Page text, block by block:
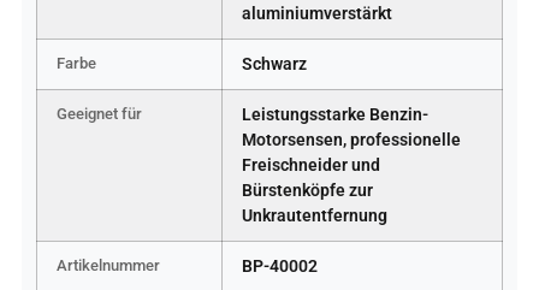
aluminiumverstärkt
Farbe Schwarz
Geeignet für
Leistungsstarke Benzin-
Motorsensen, professionelle
Freischneider und
Bürstenköpfe zur
Unkrautentfernung
Artikelnummer BP-40002